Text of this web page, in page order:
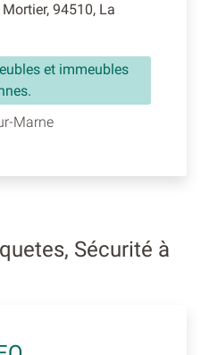
94510, La
et immeubles
Marne
Sécurité à